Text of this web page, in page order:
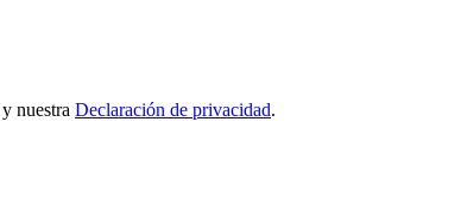
y nuestra Declaración de privacidad.